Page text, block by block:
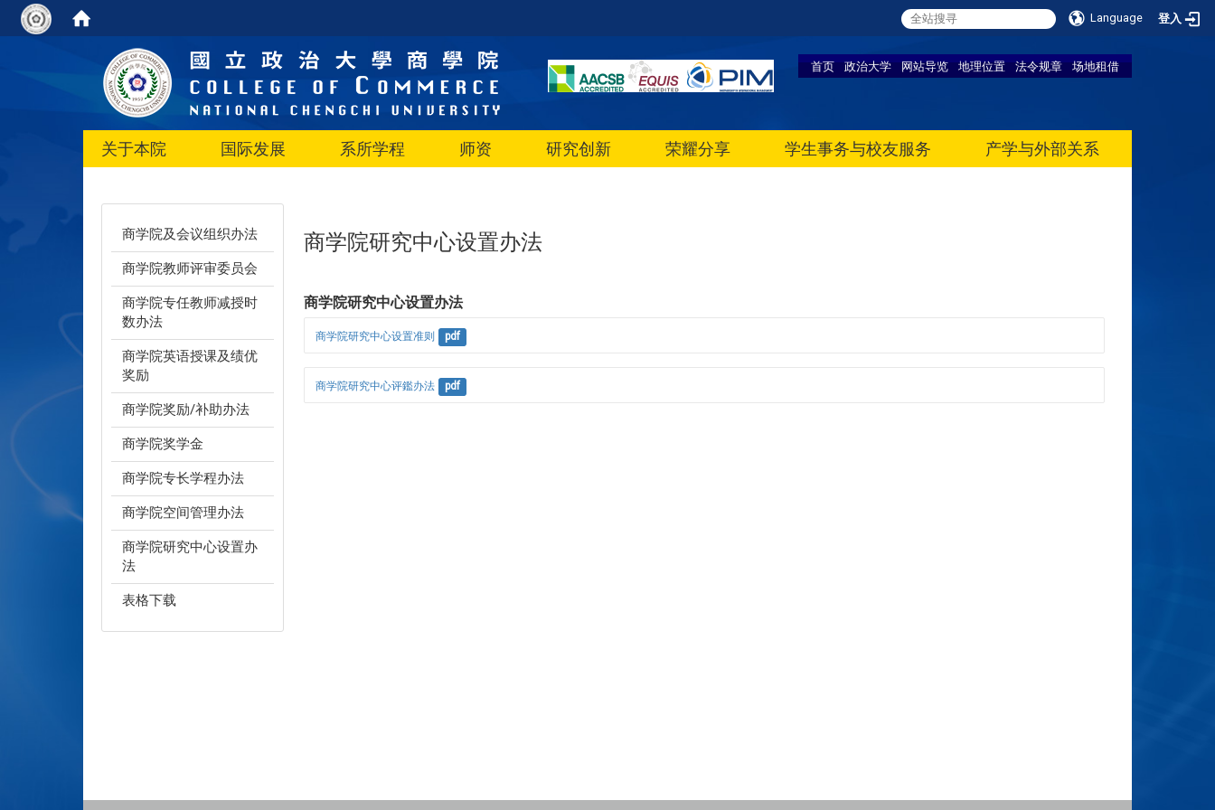
Language 登入
首页 政治大学 网站导览 地理位置 法令规章 场地租借
关于本院 国际发展 系所学程 师资 研究创新 荣耀分享 学生事务与校友服务 产学与外部关系
商学院及会议组织办法
商学院教师评审委员会
商学院专任教师减授时
数办法
商学院英语授课及绩优
奖励
商学院奖励/补助办法
商学院奖学金
商学院专长学程办法
商学院空间管理办法
商学院研究中心设置办
法
表格下载
商学院研究中心设置办法
商学院研究中心设置办法
商学院研究中心设置准则 pdf
商学院研究中心评鑑办法 pdf